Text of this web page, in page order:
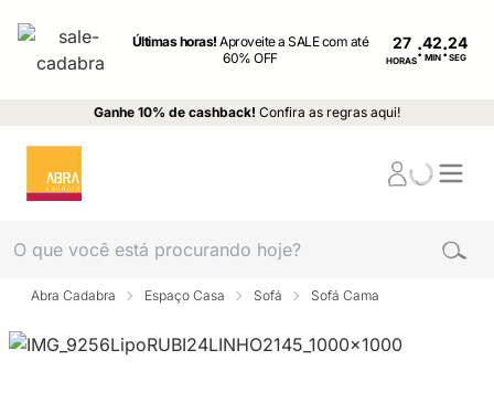
Últimas horas!Aproveite a SALE com até
60% OFF
27
HORAS: MIN : SEG
Ganhe 10% de cashback! Confira as regras aqui!
Abra Cadabra Espaço Casa Sofá Sofá Cama